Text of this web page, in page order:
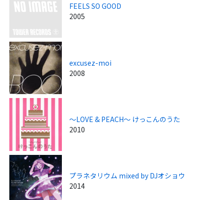
FEELS SO GOOD
2005
excusez-moi
2008
～LOVE & PEACH～ けっこんのうた
2010
プラネタリウム mixed by DJオショウ
2014